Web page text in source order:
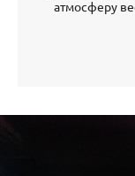
атмосферу